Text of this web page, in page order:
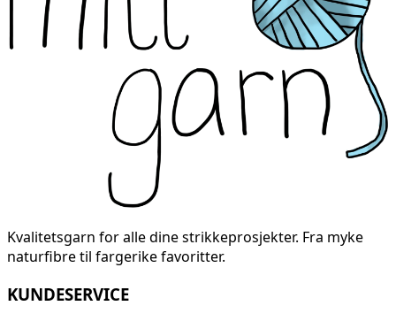
Kvalitetsgarn for alle dine strikkeprosjekter. Fra myke
naturfibre til fargerike favoritter.
KUNDESERVICE